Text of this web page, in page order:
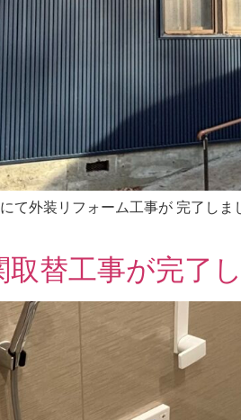
て外装リフォーム工事が 完了し
替工事が完了